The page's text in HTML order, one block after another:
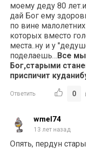
моему деду 80
дай Бог ему
по вине
которых вместо
места..ну и у
поделаешь…Все мы
Бог,старыми
приспичит
Ответить 0
wmel74
13 лет назад
Опять, пердун